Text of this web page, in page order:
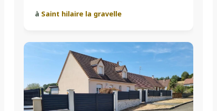
à Saint hilaire la gravelle